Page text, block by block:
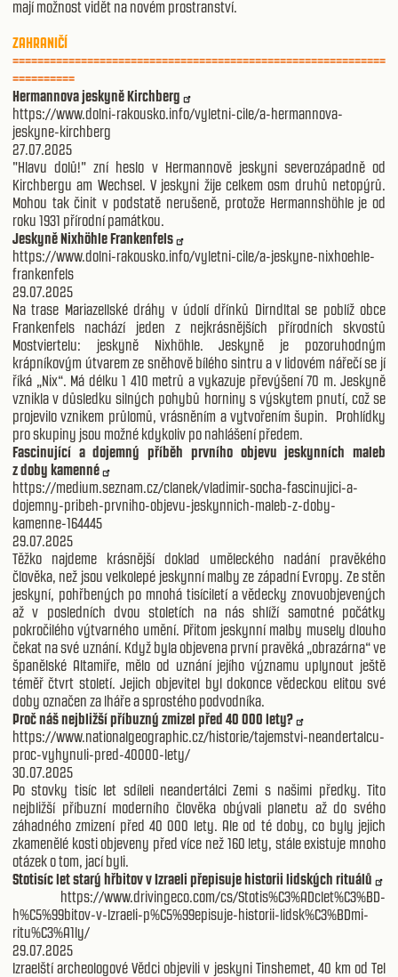
mají možnost vidět na novém prostranství.
ZAHRANIČÍ
============================================================
==========
Hermannova jeskyně Kirchberg
https://www.dolni-rakousko.info/vyletni-cile/a-hermannova-
jeskyne-kirchberg
27.07.2025
"Hlavu dolů!" zní heslo v Hermannově jeskyni severozápadně od
Kirchbergu am Wechsel. V jeskyni žije celkem osm druhů netopýrů.
Mohou tak činit v podstatě nerušeně, protože Hermannshöhle je od
roku 1931 přírodní památkou.
Jeskyně Nixhöhle Frankenfels
https://www.dolni-rakousko.info/vyletni-cile/a-jeskyne-nixhoehle-
frankenfels
29.07.2025
Na trase Mariazellské dráhy v údolí dřínků Dirndltal se poblíž obce
Frankenfels nachází jeden z nejkrásnějších přírodních skvostů
Mostviertelu: jeskyně Nixhöhle. Jeskyně je pozoruhodným
krápníkovým útvarem ze sněhově bílého sintru a v lidovém nářečí se jí
říká „Nix“. Má délku 1 410 metrů a vykazuje převýšení 70 m. Jeskyně
vznikla v důsledku silných pohybů horniny s výskytem pnutí, což se
projevilo vznikem průlomů, vrásněním a vytvořením šupin. Prohlídky
pro skupiny jsou možné kdykoliv po nahlášení předem.
Fascinující a dojemný příběh prvního objevu jeskynních maleb
z doby kamenné
https://medium.seznam.cz/clanek/vladimir-socha-fascinujici-a-
dojemny-pribeh-prvniho-objevu-jeskynnich-maleb-z-doby-
kamenne-164445
29.07.2025
Těžko najdeme krásnější doklad uměleckého nadání pravěkého
člověka, než jsou velkolepé jeskynní malby ze západní Evropy. Ze stěn
jeskyní, pohřbených po mnohá tisíciletí a vědecky znovuobjevených
až v posledních dvou stoletích na nás shlíží samotné počátky
pokročilého výtvarného umění. Přitom jeskynní malby musely dlouho
čekat na své uznání. Když byla objevena první pravěká „obrazárna“ ve
španělské Altamiře, mělo od uznání jejího významu uplynout ještě
téměř čtvrt století. Jejich objevitel byl dokonce vědeckou elitou své
doby označen za lháře a sprostého podvodníka.
Proč náš nejbližší příbuzný zmizel před 40 000 lety?
https://www.nationalgeographic.cz/historie/tajemstvi-neandertalcu-
proc-vyhynuli-pred-40000-lety/
30.07.2025
Po stovky tisíc let sdíleli neandertálci Zemi s našimi předky. Tito
nejbližší příbuzní moderního člověka obývali planetu až do svého
záhadného zmizení před 40 000 lety. Ale od té doby, co byly jejich
zkamenělé kosti objeveny před více než 160 lety, stále existuje mnoho
otázek o tom, jací byli.
Stotisíc let starý hřbitov v Izraeli přepisuje historii lidských rituálů
https://www.drivingeco.com/cs/Stotis%C3%ADclet%C3%BD-
h%C5%99bitov-v-Izraeli-p%C5%99episuje-historii-lidsk%C3%BDmi-
ritu%C3%A1ly/
29.07.2025
Izraelští archeologové Vědci objevili v jeskyni Tinshemet, 40 km od Tel